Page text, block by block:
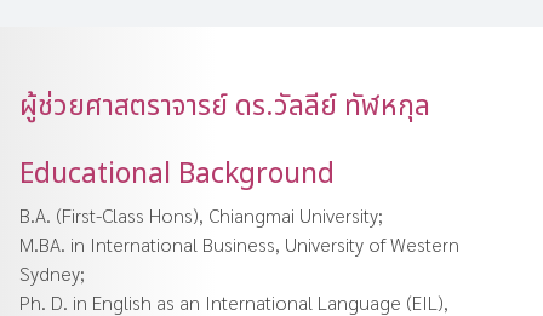
ผู้ช่วยศาสตราจารย์ ดร.วัลลีย์ ทัฬหกุล
Educational Background
B.A. (First-Class Hons), Chiangmai University;
M.BA. in International Business, University of Western
Sydney;
Ph. D. in English as an International Language (EIL),